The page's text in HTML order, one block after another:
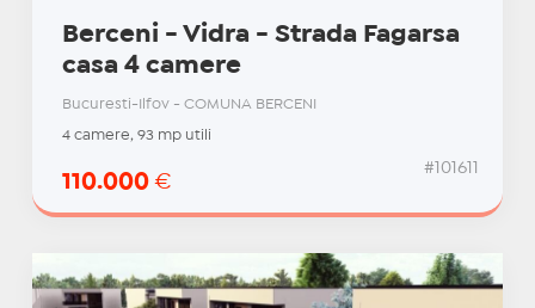
Berceni - Vidra - Strada Fagarsa
casa 4 camere
Bucuresti-Ilfov - COMUNA BERCENI
4 camere, 93 mp utili
110.000 €
#101611